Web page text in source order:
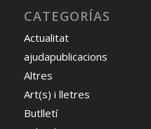
CATEGORÍAS
Actualitat
ajudapublicacions
Altres
Art(s) i lletres
Butlletí